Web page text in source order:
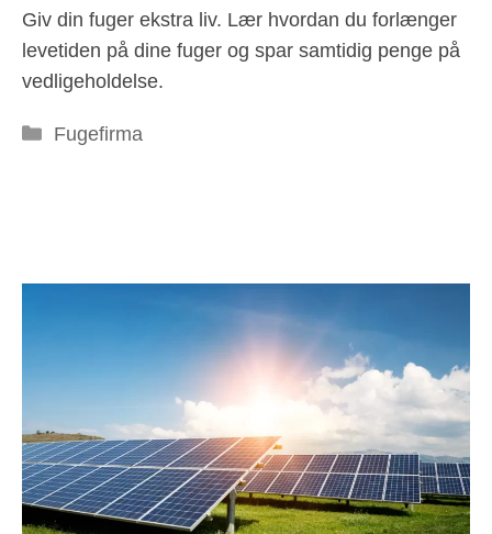
Giv din fuger ekstra liv. Lær hvordan du forlænger
levetiden på dine fuger og spar samtidig penge på
vedligeholdelse.
Kategorier
Fugefirma